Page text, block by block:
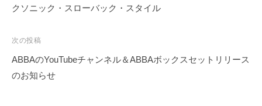
ナ
ゲ
ー
シ
クソニック・スローバック・スタイル
次の投稿
ABBAのYouTubeチャンネル＆ABBAボックスセットリリース
のお知らせ